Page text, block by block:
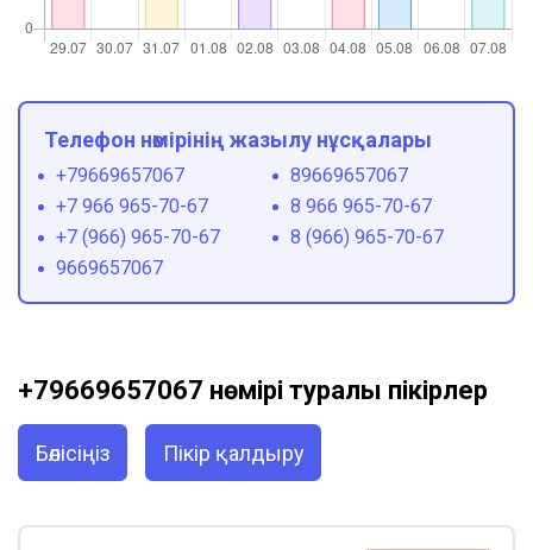
Телефон нөмірінің жазылу нұсқалары
+79669657067
89669657067
+7 966 965-70-67
8 966 965-70-67
+7 (966) 965-70-67
8 (966) 965-70-67
9669657067
+79669657067 нөмірі туралы пікірлер
Бөлісіңіз Пікір қалдыру